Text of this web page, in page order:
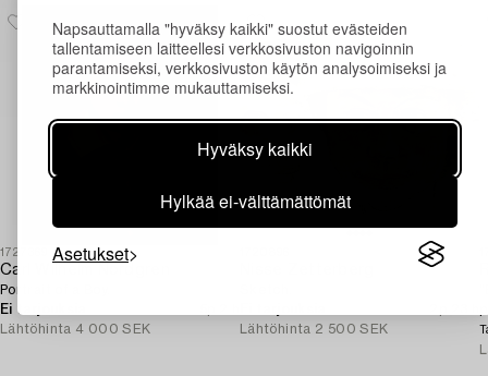
Napsauttamalla "hyväksy kaikki" suostut evästeiden
tallentamiseen laitteellesi verkkosivuston navigoinnin
parantamiseksi, verkkosivuston käytön analysoimiseksi ja
markkinointimme mukauttamiseksi.
Hyväksy kaikki
Hylkää ei-välttämättömät
Asetukset
1727369
Carl Wilhelm Nordgren
Portrait of a Boy.
Ei tarjouksia
Lähtöhinta 4 000 SEK
Lähtöhinta 2 500 SEK